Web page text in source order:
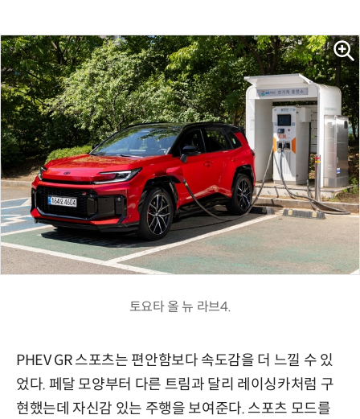
토요타 올 뉴 라브4.
PHEV GR 스포츠는 편안함보다 속도감을 더 느낄 수 있
었다. 페달 모양부터 다른 트림과 달리 레이싱카처럼 구
현했는데 자신감 있는 주행을 보여준다. 스포츠 모드를